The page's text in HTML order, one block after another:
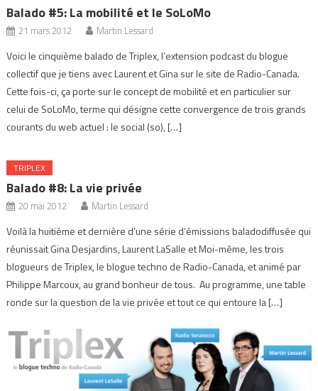
Balado #5: La mobilité et le SoLoMo
21 mars 2012 Martin Lessard
Voici le cinquième balado de Triplex, l’extension podcast du blogue
collectif que je tiens avec Laurent et Gina sur le site de Radio-Canada.
Cette fois-ci, ça porte sur le concept de mobilité et en particulier sur
celui de SoLoMo, terme qui désigne cette convergence de trois grands
courants du web actuel : le social (so), […]
TRIPLEX
Balado #8: La vie privée
20 mai 2012 Martin Lessard
Voilà la huitième et dernière d’une série d’émissions baladodiffusée qui
réunissait Gina Desjardins, Laurent LaSalle et Moi-même, les trois
blogueurs de Triplex, le blogue techno de Radio-Canada, et animé par
Philippe Marcoux, au grand bonheur de tous. Au programme, une table
ronde sur la question de la vie privée et tout ce qui entoure la […]